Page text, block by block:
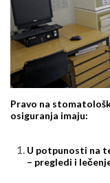
Pravo na
osiguranja imaju:
U potpunosti na
– pregledi i